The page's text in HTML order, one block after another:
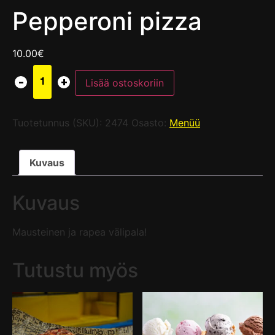
Pepperoni pizza
10.00€
Lisää ostoskoriin
Tuotetunnus (SKU): 2474 Osasto: Menüü
Kuvaus
Kuvaus
Mausteinen ja rapea välipala!
Tutustu myös